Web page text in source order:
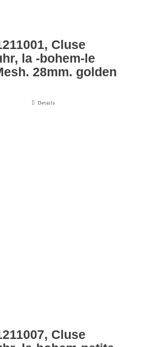
Cluse
la -bohem-le
28mm. golden
Details
Cluse